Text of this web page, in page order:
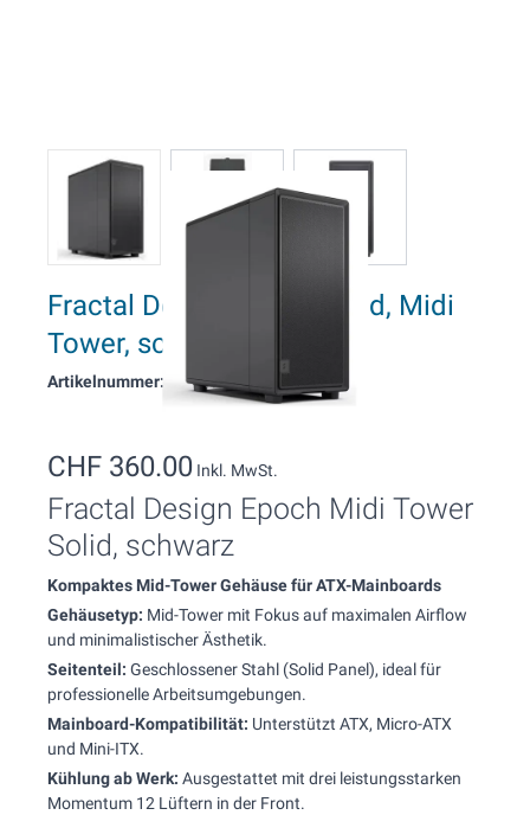
Fractal Design Epoch Solid, Midi
Tower, schwarz
Artikelnummer: 1964
CHF 360.00 Inkl. MwSt.
Fractal Design Epoch Midi Tower
Solid, schwarz
Kompaktes Mid-Tower Gehäuse für ATX-Mainboards
Gehäusetyp: Mid-Tower mit Fokus auf maximalen Airflow
und minimalistischer Ästhetik.
Seitenteil: Geschlossener Stahl (Solid Panel), ideal für
professionelle Arbeitsumgebungen.
Mainboard-Kompatibilität: Unterstützt ATX, Micro-ATX
und Mini-ITX.
Kühlung ab Werk: Ausgestattet mit drei leistungsstarken
Momentum 12 Lüftern in der Front.